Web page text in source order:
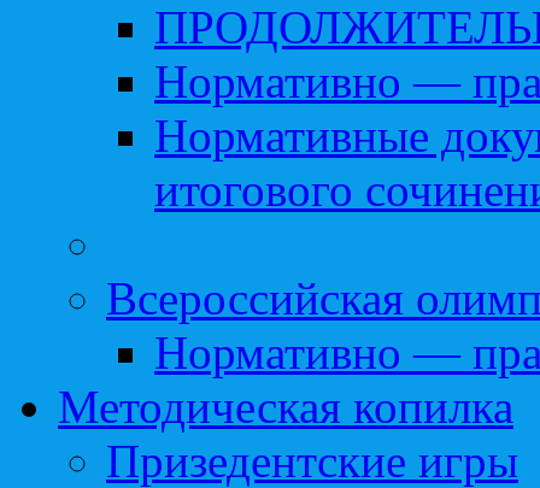
Нормативно —
Нормативные
итогового
Всероссийская
Нормативно —
Методическая копилка
Призедентские игры